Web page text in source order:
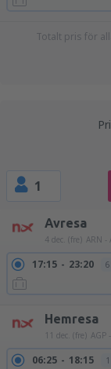
Totalt pris för
1
Avresa
4 dec. (fre) ARN -
17:15 23:20
Hemresa
11 dec. (fre) AGP
06:25 18:15